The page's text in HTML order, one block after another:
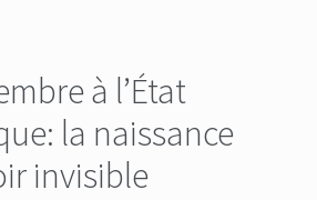
à l’État
la naissance
invisible